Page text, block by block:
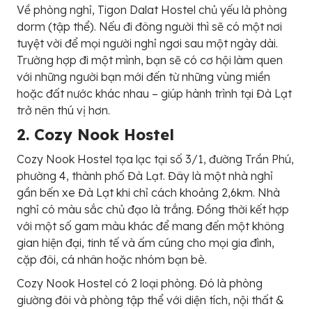
Về phòng nghỉ, Tigon Dalat Hostel chủ yếu là phòng
dorm (tập thể). Nếu đi đông người thì sẽ có một nơi
tuyệt vời để mọi người nghỉ ngơi sau một ngày dài.
Trường hợp đi một mình, bạn sẽ có cơ hội làm quen
với những người bạn mới đến từ những vùng miền
hoặc đất nước khác nhau – giúp hành trình tại Đà Lạt
trở nên thú vị hơn.
2. Cozy Nook Hostel
Cozy Nook Hostel tọa lạc tại số 3/1, đường Trần Phú,
phường 4, thành phố Đà Lạt. Đây là một nhà nghỉ
gần bến xe Đà Lạt khi chỉ cách khoảng 2,6km. Nhà
nghỉ có màu sắc chủ đạo là trắng. Đồng thời kết hợp
với một số gam màu khác để mang đến một không
gian hiện đại, tinh tế và ấm cúng cho mọi gia đình,
cặp đôi, cá nhân hoặc nhóm bạn bè.
Cozy Nook Hostel có 2 loại phòng. Đó là phòng
giường đôi và phòng tập thể với diện tích, nội thất &